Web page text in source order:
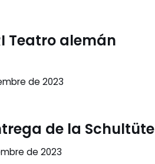
Teatro alemán
de 2023
de la Schultüte
de 2023